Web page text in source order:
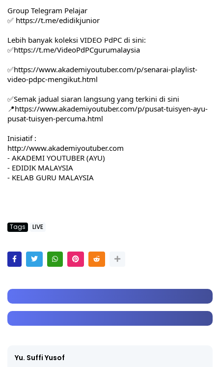
Group Telegram Pelajar
✅ https://t.me/edidikjunior
Lebih banyak koleksi VIDEO PdPC di sini:
✅https://t.me/VideoPdPCgurumalaysia
✅https://www.akademiyoutuber.com/p/senarai-playlist-
video-pdpc-mengikut.html
✅Semak jadual siaran langsung yang terkini di sini
📍https://www.akademiyoutuber.com/p/pusat-tuisyen-ayu-
pusat-tuisyen-percuma.html
Inisiatif :
http://www.akademiyoutuber.com
- AKADEMI YOUTUBER (AYU)
- EDIDIK MALAYSIA
- KELAB GURU MALAYSIA
Tags LIVE
Yu. Suffi Yusof